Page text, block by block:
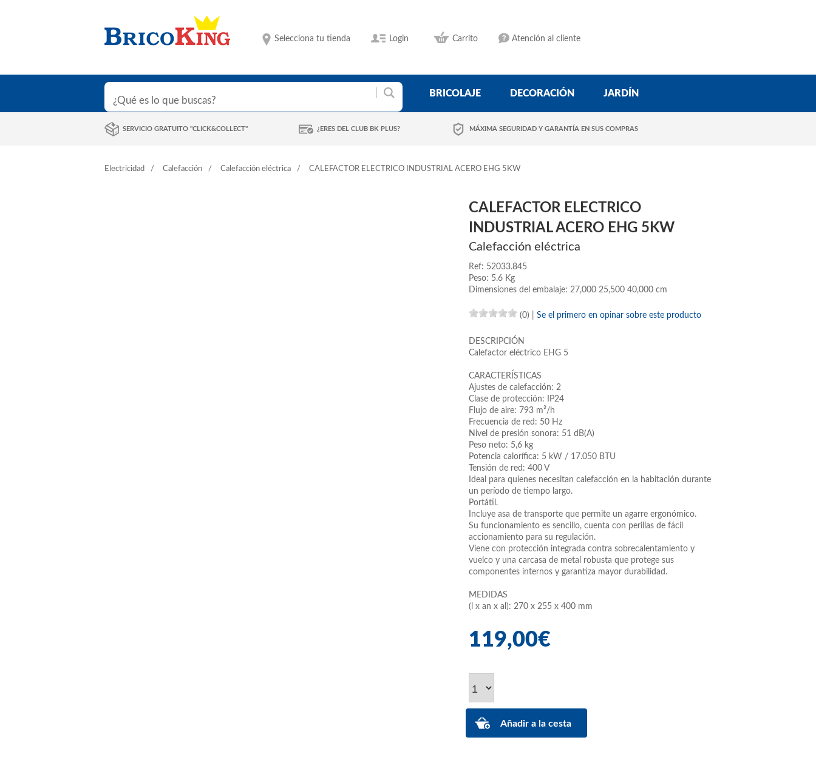
Selecciona tu tienda Login Carrito Atención al cliente
BRICOLAJE DECORACIÓN JARDÍN
SERVICIO GRATUITO "CLICK&COLLECT" ¿ERES DEL CLUB BK PLUS? MÁXIMA SEGURIDAD Y GARANTÍA EN SUS COMPRAS
Electricidad Calefacción Calefacción eléctrica CALEFACTOR ELECTRICO INDUSTRIAL ACERO EHG 5KW
CALEFACTOR ELECTRICO
INDUSTRIAL ACERO EHG 5KW
Calefacción eléctrica
Ref: 52033.845
Peso: 5.6 Kg
Dimensiones del embalaje: 27,000 25,500 40,000 cm
(0) Se el primero en opinar sobre este producto
DESCRIPCIÓN
Calefactor eléctrico EHG 5
CARACTERÍSTICAS
Ajustes de calefacción: 2
Clase de protección: IP24
Flujo de aire: 793 m³/h
Frecuencia de red: 50 Hz
Nivel de presión sonora: 51 dB(A)
Peso neto: 5,6 kg
Potencia calorífica: 5 kW / 17.050 BTU
Tensión de red: 400 V
Ideal para quienes necesitan calefacción en la habitación durante
un período de tiempo largo.
Portátil.
Incluye asa de transporte que permite un agarre ergonómico.
Su funcionamiento es sencillo, cuenta con perillas de fácil
accionamiento para su regulación.
Viene con protección integrada contra sobrecalentamiento y
vuelco y una carcasa de metal robusta que protege sus
componentes internos y garantiza mayor durabilidad.
MEDIDAS
(l x an x al): 270 x 255 x 400 mm
119,00€